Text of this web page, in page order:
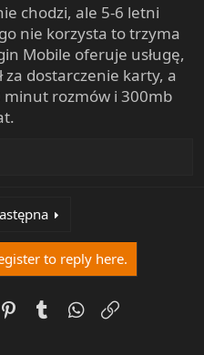
chodzi, ale 5-6 letni
nie korzysta to trzyma
Mobile oferuje usługę,
za dostarczenie karty, a
minut rozmów i 300mb
to reply here.
PinterestTumblrWhatsApp